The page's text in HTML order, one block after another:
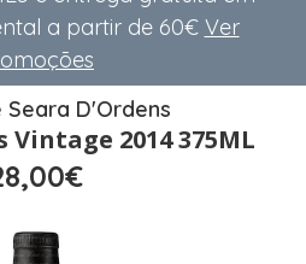
a partir de 60€ Ver
Seara D'Ordens
Vintage 2014 375ML